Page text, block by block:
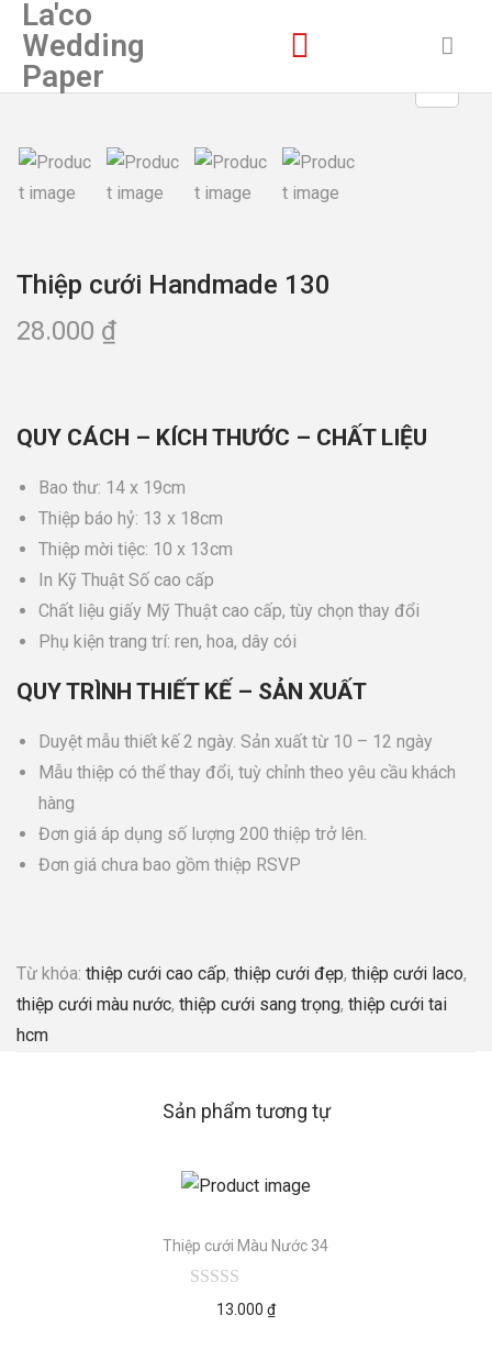
La'co
Wedding
Paper
Thiệp cưới Handmade 130
28.000 ₫
QUY CÁCH – KÍCH THƯỚC – CHẤT LIỆU
Bao thư: 14 x 19cm
Thiệp báo hỷ: 13 x 18cm
Thiệp mời tiệc: 10 x 13cm
In Kỹ Thuật Số cao cấp
Chất liệu giấy Mỹ Thuật cao cấp, tùy chọn thay đổi
Phụ kiện trang trí: ren, hoa, dây cói
QUY TRÌNH THIẾT KẾ – SẢN XUẤT
Duyệt mẫu thiết kế 2 ngày. Sản xuất từ 10 – 12 ngày
Mẫu thiệp có thể thay đổi, tuỳ chỉnh theo yêu cầu khách
hàng
Đơn giá áp dụng số lượng 200 thiệp trở lên.
Đơn giá chưa bao gồm thiệp RSVP
Từ khóa: thiệp cưới cao cấp, thiệp cưới đẹp, thiệp cưới laco,
thiệp cưới màu nước, thiệp cưới sang trọng, thiệp cưới tai
hcm
Sản phẩm tương tự
Thiệp cưới Màu Nước 34
13.000 ₫